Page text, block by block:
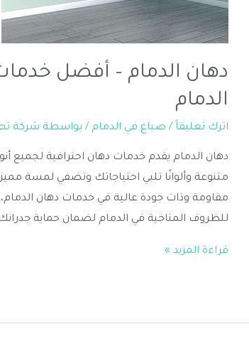
دهان الدمام – أفضل
الدمام
اترك تعليقاً / صباغ في الدمام / بواسطة شركة
دهان الدمام يقدم خدمات دهان احترافية لجميع
متنوعة وألوانًا تلبي احتياجاتك وتضفي لمسة
مقاومة وذات جودة عالية في خدمات دهان
للظروف المناخية في الدمام لضمان حماية
دهان
قراءة المزيد »